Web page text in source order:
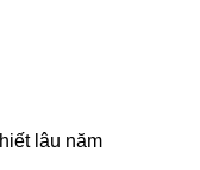
lâu năm